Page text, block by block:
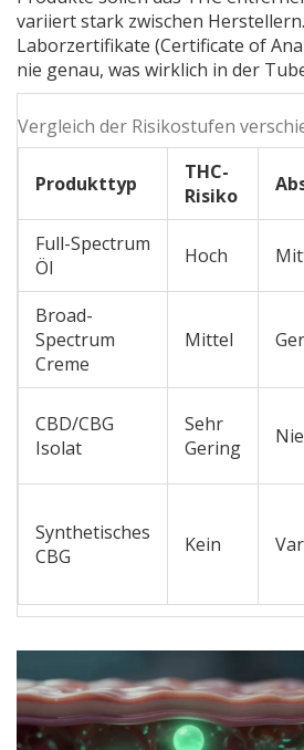
variiert stark zwischen
Laborzertifikate (Certificate of
nie genau, was wirklich in der
Vergleich der Risikostufen
Produkttyp
THC-
Risiko
Full-Spectrum
Öl
Hoch
Broad-
Spectrum
Creme
Mittel
CBD/CBG
Isolat
Sehr
Gering
Synthetisches
CBG
Kein